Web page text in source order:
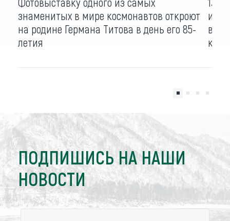
знаменитых в мире космонавтов откроют
на родине Германа Титова в день его 85-
летия
ПОДПИШИСЬ НА НАШИ
НОВОСТИ